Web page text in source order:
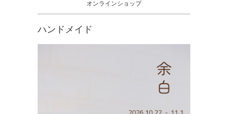
オンラインショップ
ハンドメイド